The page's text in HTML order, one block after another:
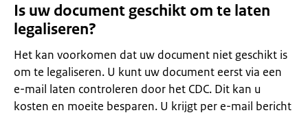
Is uw document geschikt om te laten
legaliseren?
Het kan voorkomen dat uw document niet geschikt is
om te legaliseren. U kunt uw document eerst via een
e-mail laten controleren door het CDC. Dit kan u
kosten en moeite besparen. U krijgt per e-mail bericht